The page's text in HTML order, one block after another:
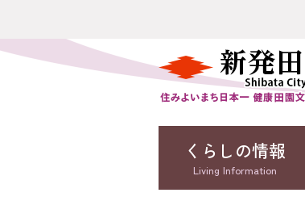
くらしの情報
Living Information